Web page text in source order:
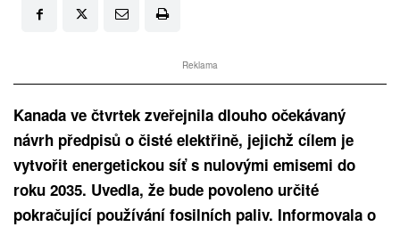
Reklama
Kanada ve čtvrtek zveřejnila dlouho očekávaný
návrh předpisů o čisté elektřině, jejichž cílem je
vytvořit energetickou síť s nulovými emisemi do
roku 2035. Uvedla, že bude povoleno určité
pokračující používání fosilních paliv. Informovala o